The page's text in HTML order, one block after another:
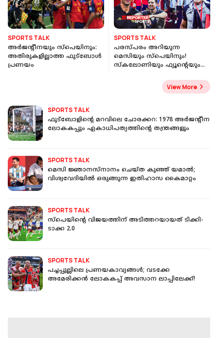
SPORTS TALK
അർജന്റീനയും സ്പെയിനും:
അതിരുകളില്ലാത്ത ഫുട്ബോൾ
പ്രണയം
SPORTS TALK
പരസ്പരം അറിയുന്ന
മെസിയും സ്‌പെയിനും!
സ്‌കലോണിയും ഫ്യൂന്റെയും
View More
SPORTS TALK
ഫുട്‌ബോളിന്റെ മറവിലെ ചോരക്കറ: 1978 അര്‍ജന്റീന
ലോകകപ്പും ഏകാധിപത്യത്തിന്റെ തന്ത്രങ്ങളും
SPORTS TALK
മെസി ജ്ഞാനസ്‌നാനം ചെയ്ത കുഞ്ഞ് യമാൽ;
വിശ്വവേദിയിൽ ഒരുങ്ങുന്ന ഇതിഹാസ കൈമാറ്റം
SPORTS TALK
സ്പെയിന്റെ വിജയത്തിന് അടിത്തറയായത് ടിക്കി-
ടാക്ക 2.0
SPORTS TALK
പച്ചപ്പുല്ലിലെ പ്രണയകാവ്യങ്ങള്‍; വടക്കേ
അമേരിക്കന്‍ ലോകകപ്പ് അവസാന ലാപ്പിലേക്ക്!